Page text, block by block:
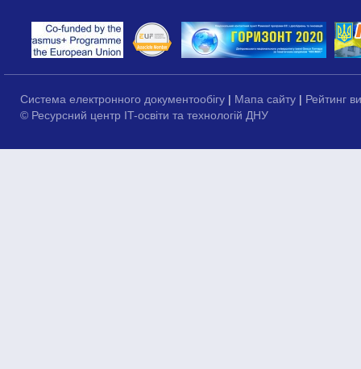
Система електронного документообігу | Мапа сайту | Рейтинг
© Ресурсний центр IT-освіти та технологій ДНУ